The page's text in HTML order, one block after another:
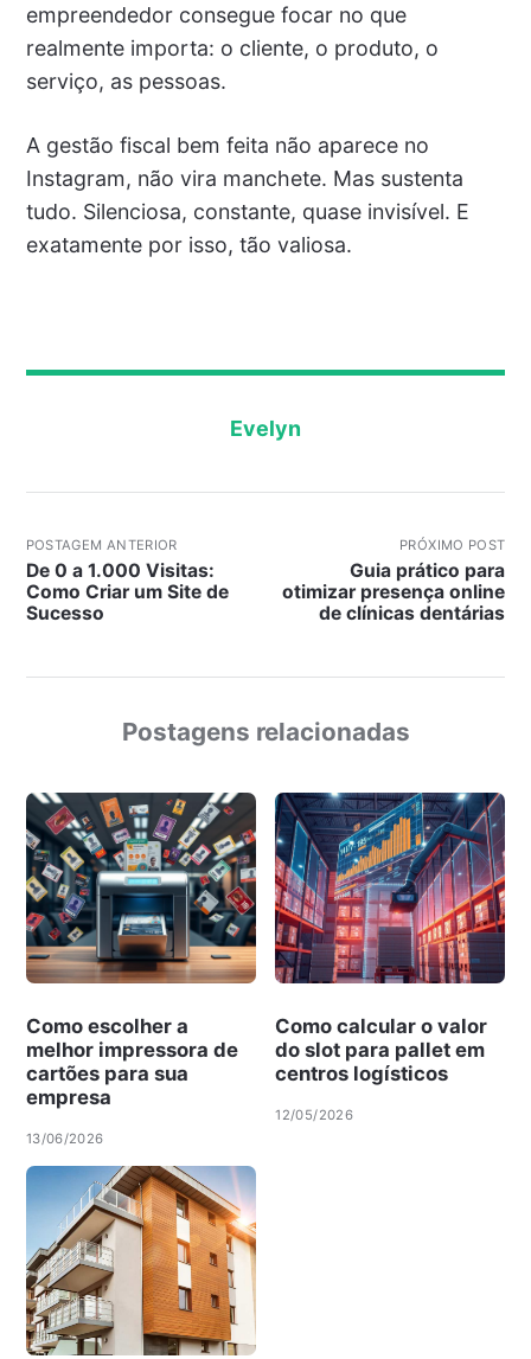
empreendedor consegue focar no que
realmente importa: o cliente, o produto, o
serviço, as pessoas.
A gestão fiscal bem feita não aparece no
Instagram, não vira manchete. Mas sustenta
tudo. Silenciosa, constante, quase invisível. E
exatamente por isso, tão valiosa.
Evelyn
POSTAGEM ANTERIOR
De 0 a 1.000 Visitas:
Como Criar um Site de
Sucesso
PRÓXIMO POST
Guia prático para
otimizar presença online
de clínicas dentárias
Postagens relacionadas
Como escolher a
melhor impressora de
cartões para sua
empresa
13/06/2026
Como calcular o valor
do slot para pallet em
centros logísticos
12/05/2026